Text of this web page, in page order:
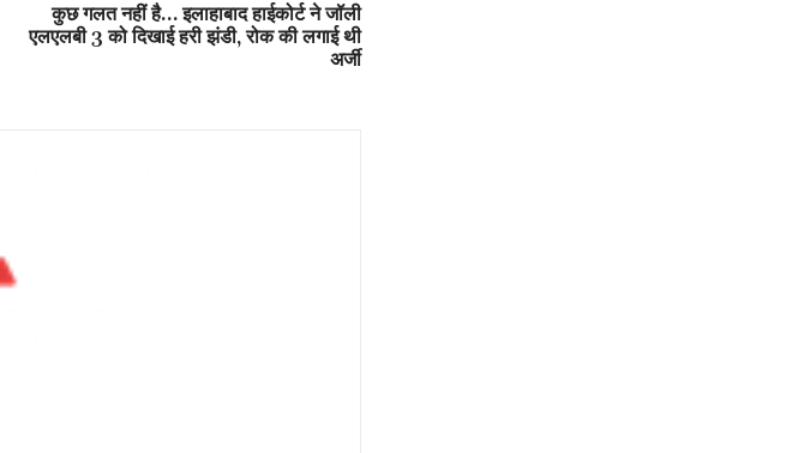
कुछ गलत नहीं है… इलाहाबाद हाईकोर्ट ने जॉली
एलएलबी 3 को दिखाई हरी झंडी, रोक की लगाई थी
अर्जी